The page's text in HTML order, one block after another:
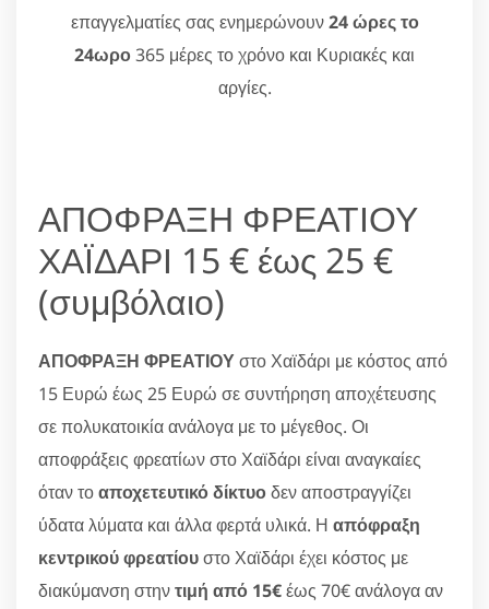
επαγγελματίες σας ενημερώνουν24 ώρες το
24ωρο365 μέρες το χρόνο και Κυριακές και
αργίες.
ΑΠΟΦΡΑΞΗ ΦΡΕΑΤΙΟΥ
ΧΑΪΔΑΡΙ 15 € έως 25 €
(συμβόλαιο)
ΑΠΟΦΡΑΞΗ ΦΡΕΑΤΙΟΥστο Χαϊδάρι με κόστος από
15 Ευρώ έως 25 Ευρώ σε συντήρηση αποχέτευσης
σε πολυκατοικία ανάλογα με το μέγεθος. Οι
αποφράξεις φρεατίων στο Χαϊδάρι είναι αναγκαίες
όταν τοαποχετευτικό δίκτυοδεν αποστραγγίζει
ύδατα λύματα και άλλα φερτά υλικά. Η απόφραξη
κεντρικού φρεατίουστο Χαϊδάρι έχει κόστος με
διακύμανση στηντιμή από 15€έως 70€ ανάλογα αν